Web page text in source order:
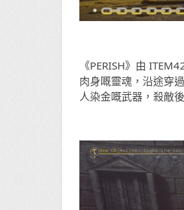
《PERISH》由
肉身嘅靈魂，沿途穿
人染金嘅武器，殺敵